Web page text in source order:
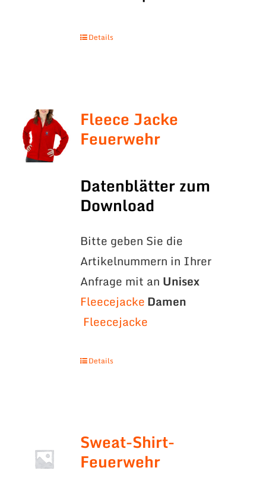
Details
Fleece Jacke
Feuerwehr
Datenblätter zum
Download
Bitte geben Sie die
Artikelnummern in Ihrer
Anfrage mit an Unisex
FleecejackeDamen
Fleecejacke
Details
Sweat-Shirt-
Feuerwehr